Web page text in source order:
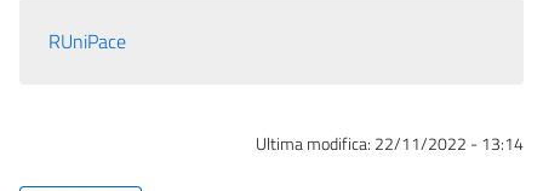
RUniPace
Ultima modifica: 22/11/2022 - 13:14